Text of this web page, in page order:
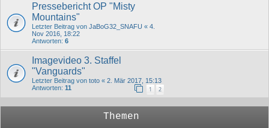
Pressebericht OP "Misty
Mountains"
Letzter Beitrag von JaBoG32_SNAFU « 4.
Nov 2016, 18:22
Antworten: 6
Imagevideo 3. Staffel
"Vanguards"
Letzter Beitrag von toto « 2. Mär 2017, 15:13
Antworten: 11 1 2
Themen